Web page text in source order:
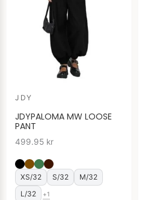
JDY
JDYPALOMA MW LOOSE
PANT
499.95 kr
XS/32 S/32
M/32
L/32
+1